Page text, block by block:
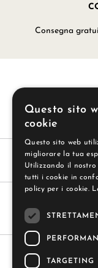
Consegna
SERVIZIO
IL MIO
Questo sito
cookie
Questo sito web
migliorare la tua
Utilizzando il nostro
tutti i cookie in
policy per i cookie.
TARGETING